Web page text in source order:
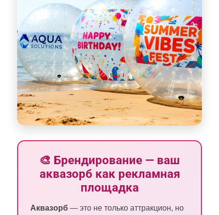
🎨 Брендирование — ваш
аквазорб как рекламная
площадка
Аквазорб — это не только аттракцион, но